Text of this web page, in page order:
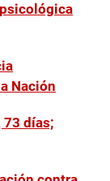
Nación
73 días;